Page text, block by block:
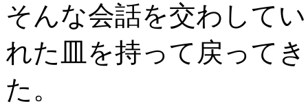
そんな会話を交わして
れた皿を持って戻ってき
た。